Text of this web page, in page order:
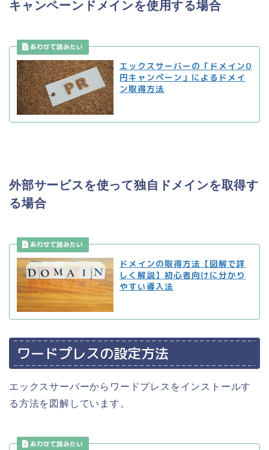
キャンペーンドメインを使用する場合
エックスサーバーの「ドメイン0
円キャンペーン」によるドメイ
ン取得方法
外部サービスを使って独自ドメインを取得す
る場合
ドメインの取得方法【図解で詳
しく解説】初心者向けに分かり
やすい導入法
ワードプレスの設定方法
エックスサーバーからワードプレスをインストールす
る方法を図解しています。